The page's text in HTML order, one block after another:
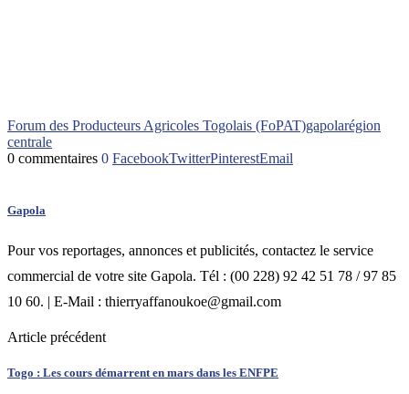
Forum des Producteurs Agricoles Togolais (FoPAT)gapolarégion
centrale
0 commentaires 0 FacebookTwitterPinterestEmail
Gapola
Pour vos reportages, annonces et publicités, contactez le service
commercial de votre site Gapola. Tél : (00 228) 92 42 51 78 / 97 85
10 60. | E-Mail : thierryaffanoukoe@gmail.com
Article précédent
Togo : Les cours démarrent en mars dans les ENFPE